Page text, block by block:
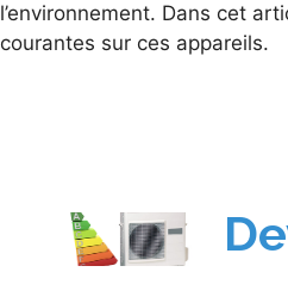
l’environnement. Dans cet
courantes sur ces appareils.